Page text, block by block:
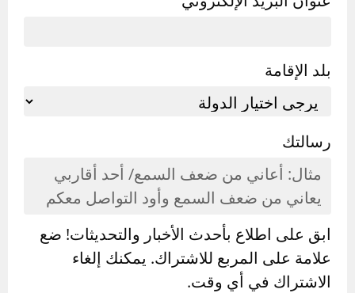
بلد الإقامة
رسالتك
ابق على اطلاع بأحدث الأخبار والتحديثات! ضع
علامة على المربع للاشتراك. يمكنك إلغاء
الاشتراك في أي وقت.